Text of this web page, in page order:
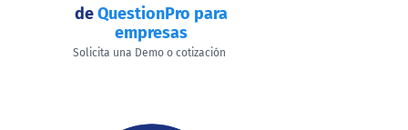
deQuestionPro para
empresas
Solicita una Demo o cotización